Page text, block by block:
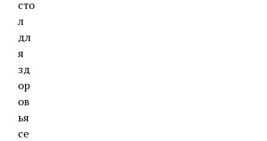
сто
л
дл
я
зд
ор
ов
ья
се